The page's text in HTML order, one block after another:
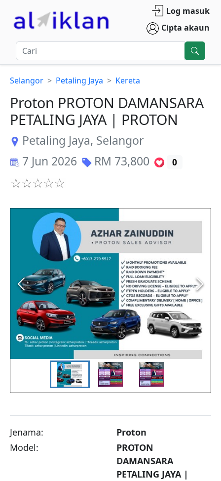
Log masuk
Cipta akaun
Selangor Petaling Jaya Kereta
Proton PROTON DAMANSARA
PETALING JAYA | PROTON
Petaling Jaya, Selangor
7 Jun 2026
RM 73,800 0
Jenama:
Proton
Model:
PROTON
DAMANSARA
PETALING JAYA |